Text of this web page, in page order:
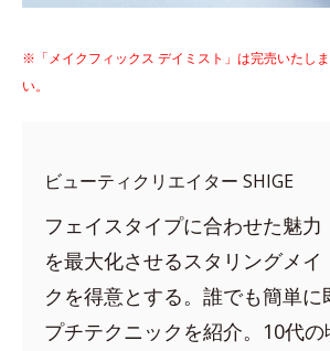
※「メイクフィックス デイミスト」は完売いたし
い。
ビューティクリエイター SHIGE
フェイスタイプに合わせた魅力
を最大化させるスタリングメイ
クを得意とする。誰でも簡単に
プチテクニックを紹介。10代